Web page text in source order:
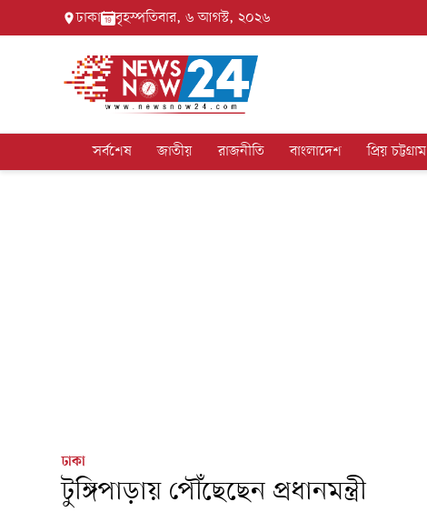
ঢাকা বৃহস্পতিবার, ৬ আগস্ট, ২০২৬
সর্বশেষ জাতীয় রাজনীতি বাংলাদেশ প্রিয় চট্টগ্রাম
ঢাকা
টুঙ্গিপাড়ায় পৌঁছেছেন প্রধানমন্ত্রী